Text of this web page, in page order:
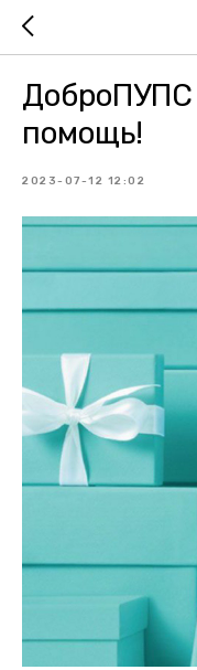
помощь!
2023-07-12 12:02